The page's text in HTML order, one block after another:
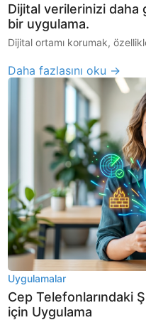
Dijital verilerinizi daha
bir uygulama.
Dijital ortamı korumak,
Daha fazlasını oku →
Uygulamalar
Cep Telefonlarındaki
için Uygulama